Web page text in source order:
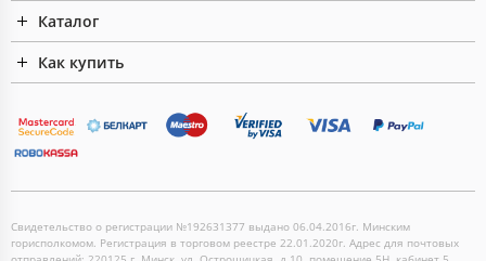
Каталог
Как купить
Свидетельство о регистрации №192631377 выдано 06.04.2016г. Минским
горисполкомом. Регистрация в торговом реестре 22.01.2020г. Адрес для почтовых